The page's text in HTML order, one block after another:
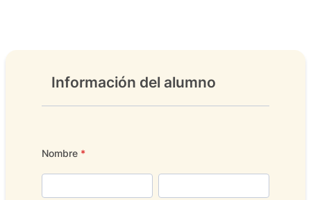
Información del alumno
Nombre *